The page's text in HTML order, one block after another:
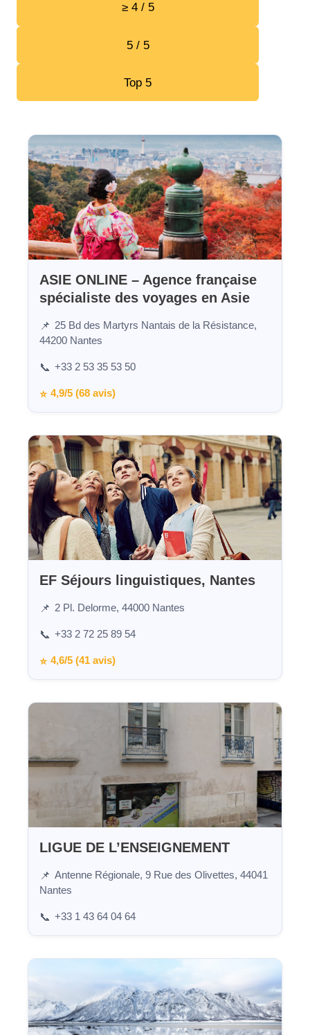
≥ 4 / 5
5 / 5
Top 5
ASIE ONLINE – Agence française
spécialiste des voyages en Asie
📌 25 Bd des Martyrs Nantais de la Résistance,
44200 Nantes
📞 +33 2 53 35 53 50
⭐ 4,9/5 (68 avis)
EF Séjours linguistiques, Nantes
📌 2 Pl. Delorme, 44000 Nantes
📞 +33 2 72 25 89 54
⭐ 4,6/5 (41 avis)
LIGUE DE L’ENSEIGNEMENT
📌 Antenne Régionale, 9 Rue des Olivettes, 44041
Nantes
📞 +33 1 43 64 04 64